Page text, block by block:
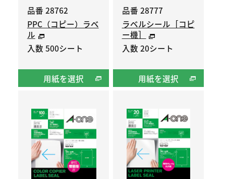
品番 28762
PPC（コピー）ラベ
ル
入数 500シート
用紙を選択
品番 28777
ラベルシール［コピ
ー機］
入数 20シート
用紙を選択